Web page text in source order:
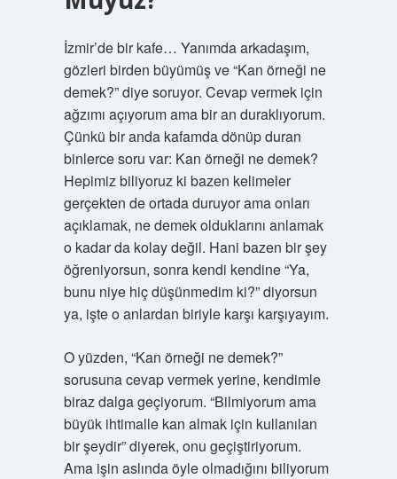
İzmir’de bir kafe… Yanımda arkadaşım,
gözleri birden büyümüş ve “Kan örneği ne
demek?” diye soruyor. Cevap vermek için
ağzımı açıyorum ama bir an duraklıyorum.
Çünkü bir anda kafamda dönüp duran
binlerce soru var: Kan örneği ne demek?
Hepimiz biliyoruz ki bazen kelimeler
gerçekten de ortada duruyor ama onları
açıklamak, ne demek olduklarını anlamak
o kadar da kolay değil. Hani bazen bir şey
öğreniyorsun, sonra kendi kendine “Ya,
bunu niye hiç düşünmedim ki?” diyorsun
ya, işte o anlardan biriyle karşı karşıyayım.
O yüzden, “Kan örneği ne demek?”
sorusuna cevap vermek yerine, kendimle
biraz dalga geçiyorum. “Bilmiyorum ama
büyük ihtimalle kan almak için kullanılan
bir şeydir” diyerek, onu geçiştiriyorum.
Ama işin aslında öyle olmadığını biliyorum